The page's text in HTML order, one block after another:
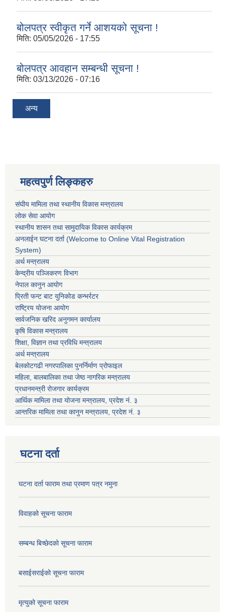
बोलपत्र स्वीकृत गर्ने आशयको सूचना !
मिति: 05/05/2026 - 17:55
बोलपत्र आवहान सम्बन्धी सूचना !
मिति: 03/13/2026 - 07:16
अन्य
महत्वपुर्ण लिङ्कहरु
संघीय मामिला तथा स्थानीय विकास मन्त्रालय
लोक सेवा आयोग
स्थानीय शासन तथा सामुदायिक विकास कार्यक्रम
अनलाईन घटना दर्ता (Welcome to Online Vital Registration
System)
अर्थ मन्त्रालय
केन्द्रीय पञ्जिकरण विभाग
नेपाल कानुन आयोग
प्रिती फन्ट बाट युनिकोड कन्भर्रटर
राष्ट्रिय योजना आयोग
सार्वजनिक खरिद अनुगमन कार्यालय
कृषि विकास मन्त्रालय
शिक्षा, विज्ञान तथा प्रविधि मन्त्रालय
अर्थ मन्त्रालय
बेलकोटगढी नगरपालिका पुनर्निर्माण प्रोफाइल
महिला, बालबालिका तथा जेष्ठ नागरिक मन्त्रालय
प्रधानमन्त्री रोजगार कार्यक्रम
आर्थिक मामिला तथा योजना मन्त्रालय, प्रदेश नं. ३
आन्तरिक मामिला तथा कानुन मन्त्रालय, प्रदेश नं. ३
घटना दर्ता
घटना दर्ता फाराम तथा प्रमाण पत्र नमुना
विवाहको सूचना फाराम
सम्बन्ध बिच्छेदको सूचना फाराम
बसाईसराईको सूचना फाराम
मृत्युको सूचना फाराम